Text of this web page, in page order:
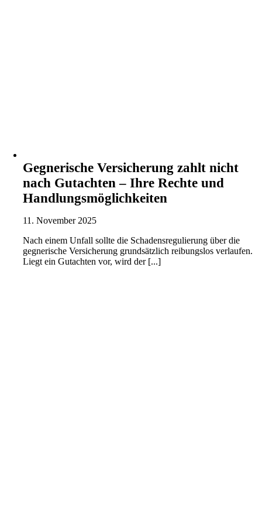
Gegnerische Versicherung zahlt nicht
nach Gutachten – Ihre Rechte und
Handlungsmöglichkeiten
11. November 2025
Nach einem Unfall sollte die Schadensregulierung über die
gegnerische Versicherung grundsätzlich reibungslos verlaufen.
Liegt ein Gutachten vor, wird der [...]